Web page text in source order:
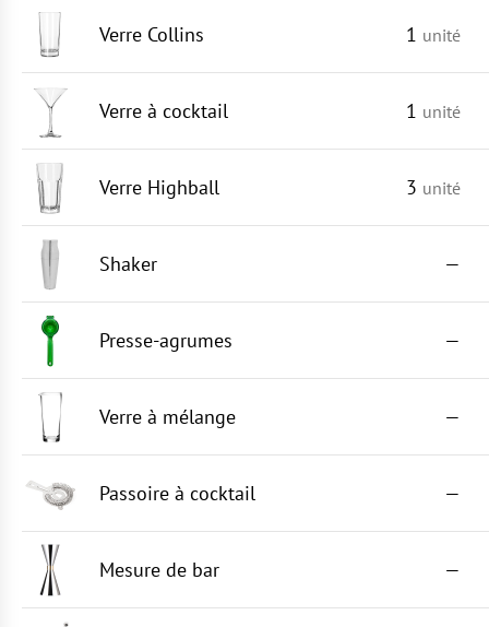
Verre Collins 1 unité
Verre à cocktail 1 unité
Verre Highball 3 unité
Shaker —
Presse-agrumes —
Verre à mélange —
Passoire à cocktail —
Mesure de bar —